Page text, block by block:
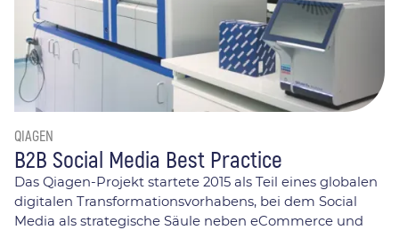
QIAGEN
B2B Social Media Best Practice
Das Qiagen-Projekt startete 2015 als Teil eines globalen
digitalen Transformationsvorhabens, bei dem Social
Media als strategische Säule neben eCommerce und